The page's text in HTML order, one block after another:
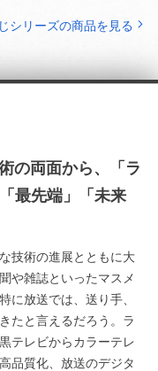
シリーズの商品を見る
の両面から、「ラ
最先端」「未来
技術の進展とともに大
や雑誌といったマスメ
に放送では、送り手、
たと言えるだろう。ラ
テレビからカラーテレ
品質化、放送のデジタ